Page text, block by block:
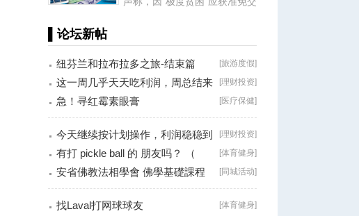
▌论坛新帖
[旅游度假]
纽芬兰和拉布拉多之旅-结束篇
[理财投资]
这一周几乎天天吃利润，周总结来
了！
[医疗保健]
急！寻红霉素眼膏
[理财投资]
今天继续按计划操作，利润稳稳到
手！
[体育健身]
有打 pickle ball 的 朋友吗？ （
Brossard
[同城活动]
安省佛教法相學會 佛學基礎課程
（第二十八
[体育健身]
找Laval打网球球友